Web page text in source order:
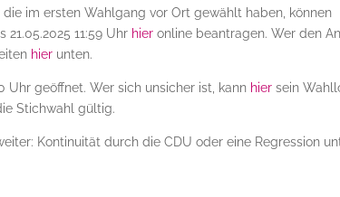
im ersten Wahlgang vor Ort gewählt haben, können
11:59 Uhr hier online beantragen. Wer den
hier unten.
Uhr geöffnet. Wer sich unsicher ist, kann hier sein
Stichwahl gültig.
Kontinuität durch die CDU oder eine Regression